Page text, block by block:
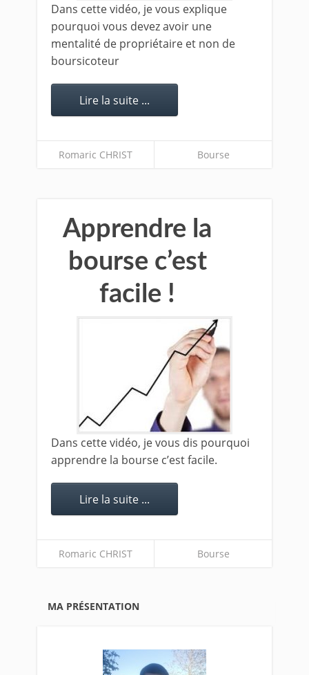
Dans cette vidéo, je vous explique
pourquoi vous devez avoir une
mentalité de propriétaire et non de
boursicoteur
Lire la suite ...
Romaric CHRIST Bourse
Apprendre la
bourse c’est
facile !
Dans cette vidéo, je vous dis pourquoi
apprendre la bourse c’est facile.
Lire la suite ...
Romaric CHRIST Bourse
MA PRÉSENTATION